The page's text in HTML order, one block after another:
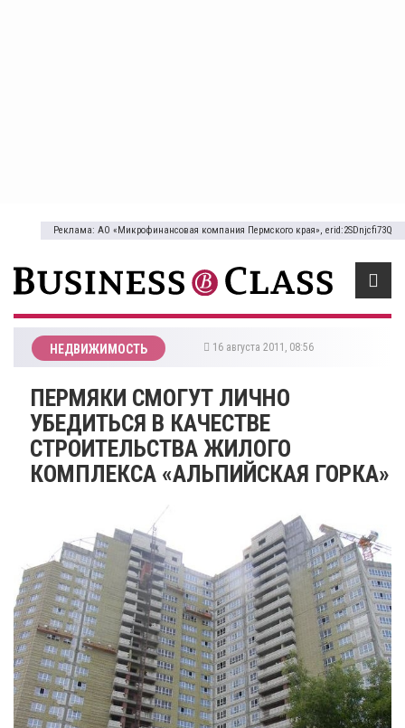
Реклама: АО «Микрофинансовая компания Пермского края», erid:2SDnjcfi73Q
НЕДВИЖИМОСТЬ 16 августа 2011, 08:56
ПЕРМЯКИ СМОГУТ ЛИЧНО
УБЕДИТЬСЯ В КАЧЕСТВЕ
СТРОИТЕЛЬСТВА ЖИЛОГО
КОМПЛЕКСА «АЛЬПИЙСКАЯ ГОРКА»